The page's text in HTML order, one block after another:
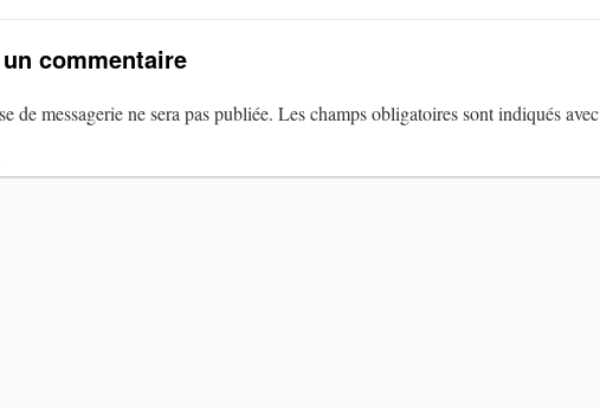
commentaire
de messagerie ne sera pas publiée. Les champs obligatoires sont indiqués avec